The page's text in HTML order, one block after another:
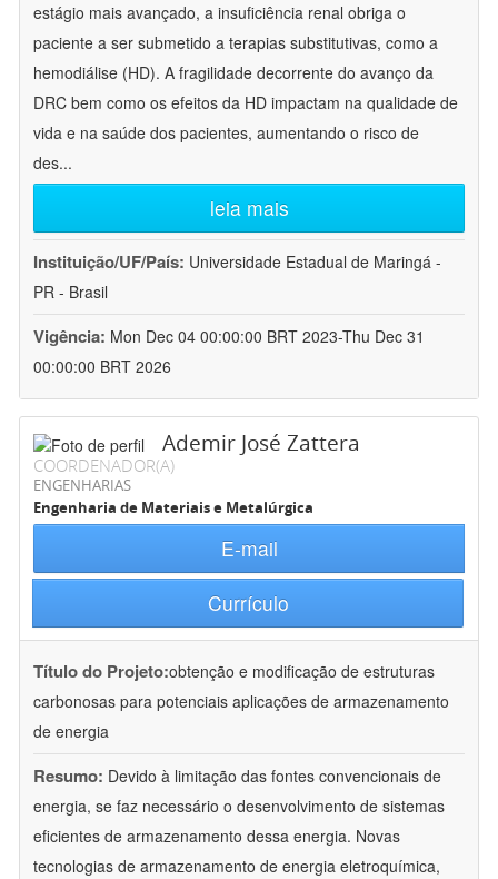
estágio mais avançado, a insuficiência renal obriga o
paciente a ser submetido a terapias substitutivas, como a
hemodiálise (HD). A fragilidade decorrente do avanço da
DRC bem como os efeitos da HD impactam na qualidade de
vida e na saúde dos pacientes, aumentando o risco de
des...
leia mais
Instituição/UF/País: Universidade Estadual de Maringá -
PR - Brasil
Vigência: Mon Dec 04 00:00:00 BRT 2023-Thu Dec 31
00:00:00 BRT 2026
Ademir José Zattera
COORDENADOR(A)
ENGENHARIAS
Engenharia de Materiais e Metalúrgica
E-mail
Currículo
Título do Projeto:obtenção e modificação de estruturas
carbonosas para potenciais aplicações de armazenamento
de energia
Resumo: Devido à limitação das fontes convencionais de
energia, se faz necessário o desenvolvimento de sistemas
eficientes de armazenamento dessa energia. Novas
tecnologias de armazenamento de energia eletroquímica,